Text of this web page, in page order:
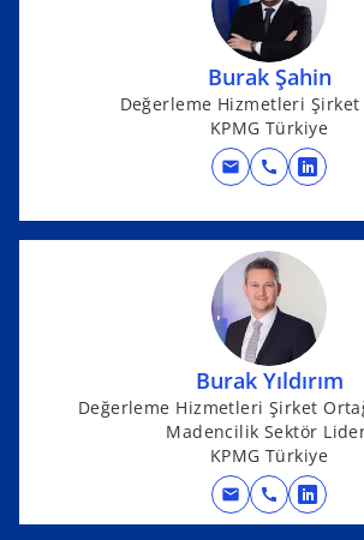
s
i
n
a
n
e
w
t
a
b
Burak Şahin
Değerleme Hizmetleri Şirket
KPMG Türkiye
mail call
o
e
n
i
n
a
n
e
w
t
a
Burak Yıldırım
Değerleme Hizmetleri Şirket
Madencilik Sektör
KPMG Türkiye
mail call
o